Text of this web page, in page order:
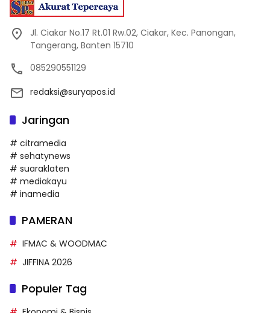
Jl. Ciakar No.17 Rt.01 Rw.02, Ciakar, Kec. Panongan,
Tangerang, Banten 15710
085290551129
redaksi@suryapos.id
Jaringan
# citramedia
# sehatynews
# suaraklaten
# mediakayu
# inamedia
PAMERAN
IFMAC & WOODMAC
JIFFINA 2026
Populer Tag